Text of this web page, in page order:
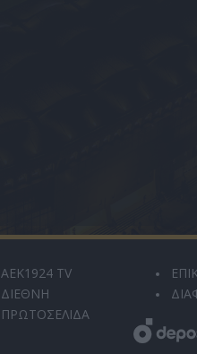
AEK1924 TV
ΔΙΕΘΝΗ
ΠΡΩΤΟΣΕΛΙΔΑ